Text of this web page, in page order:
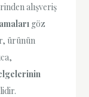
alışveriş
göz
ürünün